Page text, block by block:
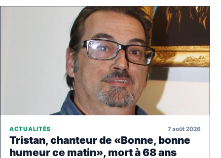
ACTUALITÉS 7 août 2026
Tristan, chanteur de «Bonne, bonne
humeur ce matin», mort à 68 ans